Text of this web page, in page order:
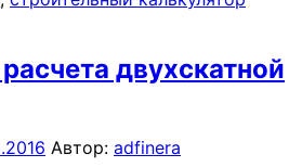
двухскатной
Автор: adfinera